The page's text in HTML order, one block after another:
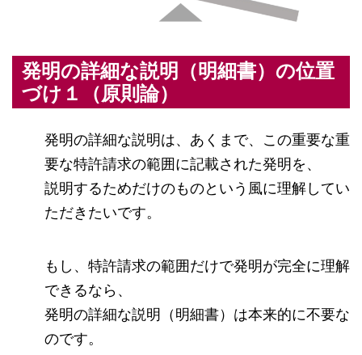
発明の詳細な説明（明細書）の位置
づけ１（原則論）
発明の詳細な説明は、あくまで、この重要な重
要な特許請求の範囲に記載された発明を、
説明するためだけのものという風に理解してい
ただきたいです。
もし、特許請求の範囲だけで発明が完全に理解
できるなら、
発明の詳細な説明（明細書）は本来的に不要な
のです。